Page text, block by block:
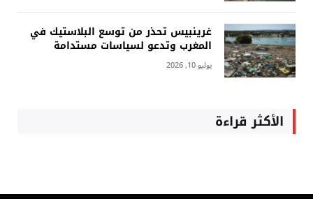
غرينبيس تحذر من توسع البلاستيك في
المغرب وتدعو لسياسات مستدامة
يوليو 10, 2026
الأكثر قراءة